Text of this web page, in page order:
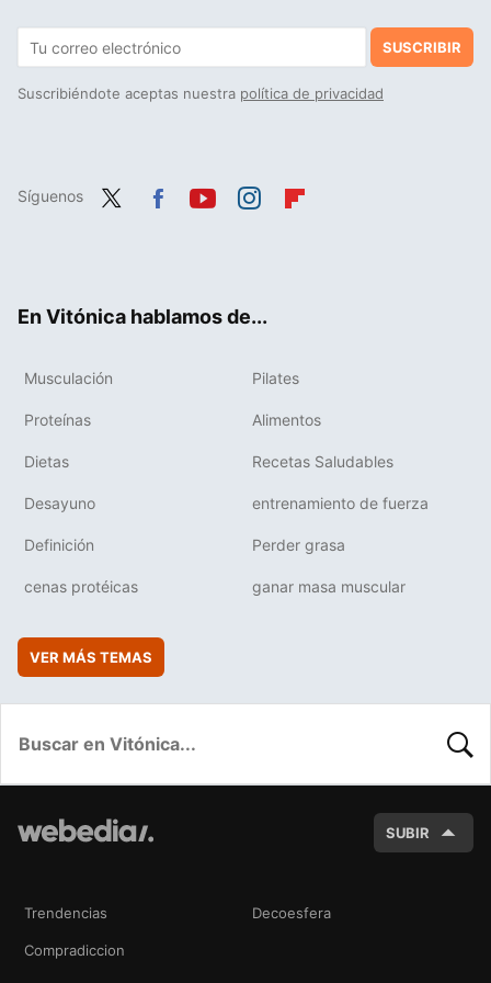
SUSCRIBIR
Suscribiéndote aceptas nuestra política de privacidad
Síguenos
En Vitónica hablamos de...
Musculación Pilates
Proteínas Alimentos
Dietas Recetas Saludables
Desayuno entrenamiento de fuerza
Definición Perder grasa
cenas protéicas ganar masa muscular
VER MÁS TEMAS
SUBIR
Trendencias Decoesfera
Compradiccion